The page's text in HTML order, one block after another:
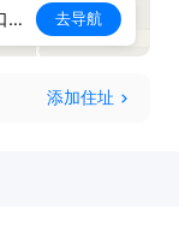
商丘市虞城县至诚六路与庐山路交叉口北120米 去导航
添加住址